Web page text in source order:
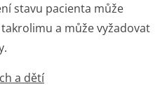
stavu pacienta může
a může vyžadovat
a dětí